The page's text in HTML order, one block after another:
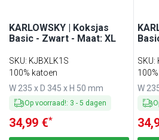
KARLOWSKY | Koksjas
Basic - Zwart - Maat: XL
SKU: KJBXLK1S
100% katoen
W 235 x D 345 x H 50 mm
Op voorraad!: 3 - 5 dagen
34,99 €*
SKU:
W